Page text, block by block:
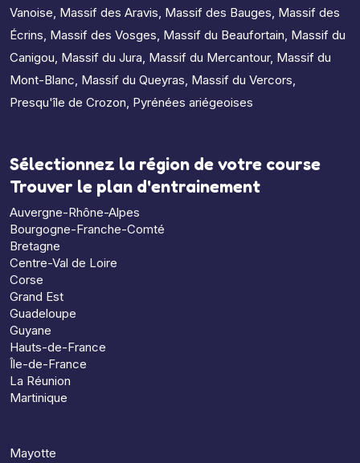
Vanoise, Massif des Aravis, Massif des Bauges, Massif des
Écrins, Massif des Vosges, Massif du Beaufortain, Massif du
Canigou, Massif du Jura, Massif du Mercantour, Massif du
Mont-Blanc, Massif du Queyras, Massif du Vercors,
Presqu'île de Crozon, Pyrénées ariégeoises
Sélectionnez la région de votre course
Trouver le plan d'entrainement
Auvergne-Rhône-Alpes
Bourgogne-Franche-Comté
Bretagne
Centre-Val de Loire
Corse
Grand Est
Guadeloupe
Guyane
Hauts-de-France
Île-de-France
La Réunion
Martinique
Mayotte